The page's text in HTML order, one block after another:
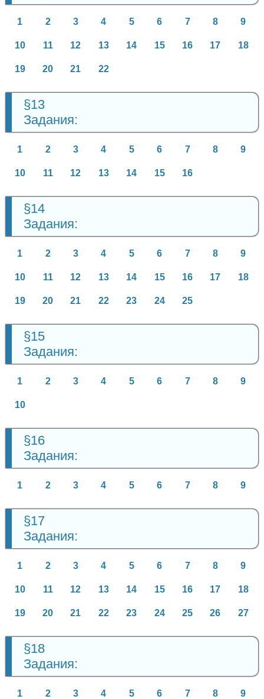
1 2 3 4 5 6 7 8 9
10 11 12 13 14 15 16 17 18
19 20 21 22
§13
Задания:
1 2 3 4 5 6 7 8 9
10 11 12 13 14 15 16
§14
Задания:
1 2 3 4 5 6 7 8 9
10 11 12 13 14 15 16 17 18
19 20 21 22 23 24 25
§15
Задания:
1 2 3 4 5 6 7 8 9
10
§16
Задания:
1 2 3 4 5 6 7 8 9
§17
Задания:
1 2 3 4 5 6 7 8 9
10 11 12 13 14 15 16 17 18
19 20 21 22 23 24 25 26 27
§18
Задания:
1 2 3 4 5 6 7 8 9